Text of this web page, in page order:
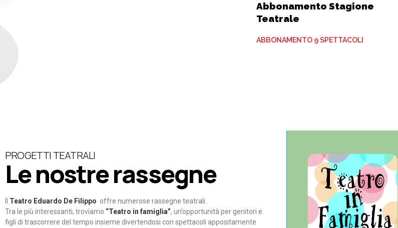
Abbonamento Stagione
Teatrale
ABBONAMENTO 9 SPETTACOLI
PROGETTI TEATRALI
Le nostre rassegne
Teatro Eduardo De Filippo offre numerose rassegne teatrali.
Tra le più interessanti, troviamo “Teatro in famiglia”, un’opportunità per genitori e
figli di trascorrere del tempo insieme divertendosi con spettacoli appositamente
Teatro In Famiglia è una
rassegna di teatro concepita
per far condividere e godere
del teatro all’intera famiglia.
Continua